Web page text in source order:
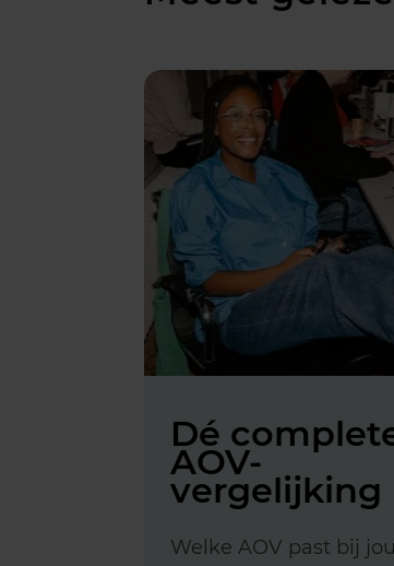
Dé
AOV-
vergelijking
Welke AOV past bij